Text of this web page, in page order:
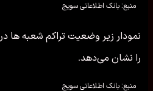
منبع: بانک اطلاعاتی سویج
نمودار زیر وضعیت تراکم شعبه ها
را نشان می‌دهد.
منبع: بانک اطلاعاتی سویج